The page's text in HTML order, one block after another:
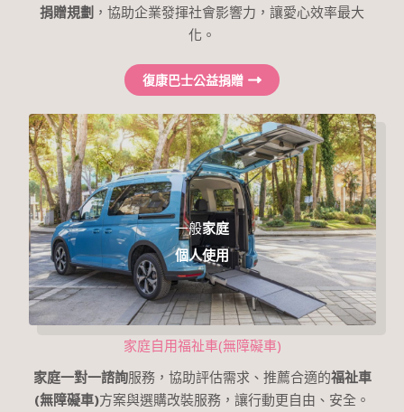
捐贈規劃 ，協助企業發揮社會影響力，讓愛心效率最大
化。
復康巴士公益捐贈
一般家庭
個人使用
家庭自用福祉車(無障礙車)
家庭一對一諮詢服務，協助評估需求、推薦合適的福祉車
(無障礙車)方案與選購改裝服務，讓行動更自由、安全。